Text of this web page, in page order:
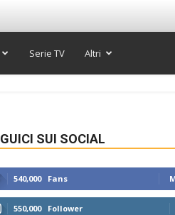
Serie TV Altri
SUI SOCIAL
540,000 Fans
550,000 Follower